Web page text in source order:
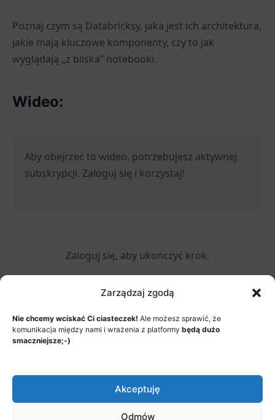
Zarządzaj zgodą
Nie chcemy wciskać Ci ciasteczek! Ale możesz sprawić, że
komunikacja między nami i wrażenia z platformy będą dużo
smaczniejsze;-)
Akceptuję
Odmów
Poznaj czym są Databricksy, jaka jest ich architektura,
jakie mają kluczowe komponenty, czy to jak
wyglądają „z bliska” notebooki.
Wideo:
Aby obejrzeć to wideo, potrzebujesz aktywnej
subskrypcji. Zaloguj się i korzystaj!
Zaloguj się, aby ukończyć krok.
MENU
Factory sp. z o.o.
Jak to działa?
Polityka prywatności